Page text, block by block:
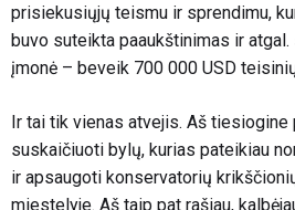
prisiekusiųjų teismu ir sprendimu,
buvo suteikta paaukštinimas ir atgal.
įmonė – beveik 700 000 USD
Ir tai tik vienas atvejis. Aš tiesiogine
suskaičiuoti bylų, kurias pateikiau
ir apsaugoti konservatorių
miestelyje. Aš taip pat rašiau,